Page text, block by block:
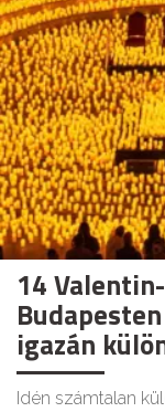
14
igazán
Idén számtalan